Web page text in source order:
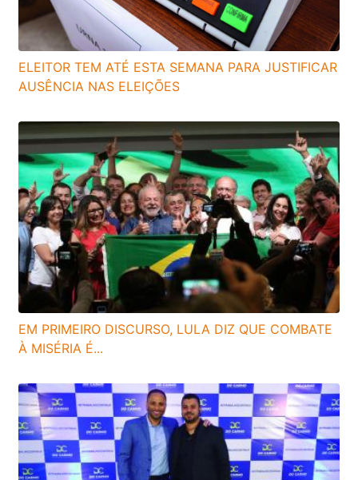
ELEITOR TEM ATÉ ESTA SEMANA PARA JUSTIFICAR
AUSÊNCIA NAS ELEIÇÕES
EM PRIMEIRO DISCURSO, LULA DIZ QUE COMBATE
À MISÉRIA É...